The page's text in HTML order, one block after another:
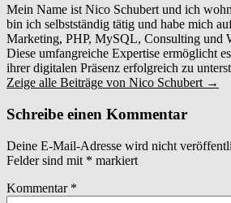
Mein Name ist Nico Schubert und ich
bin ich selbstständig tätig und habe mich
Marketing, PHP, MySQL, Consulting und
Diese umfangreiche Expertise ermöglicht
ihrer digitalen Präsenz erfolgreich zu
Zeige alle Beiträge von Nico Schubert →
Schreibe einen Kommentar
Deine E-Mail-Adresse wird nicht
Felder sind mit * markiert
Kommentar *